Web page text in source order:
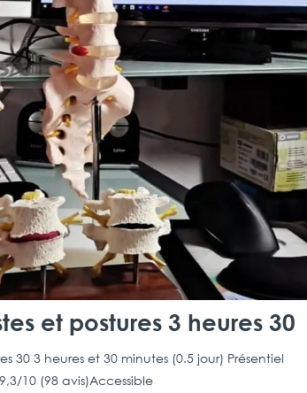
et postures 3 heures 30
30 3 heures et 30 minutes (0.5 jour) Présentiel
10 (98 avis)Accessible